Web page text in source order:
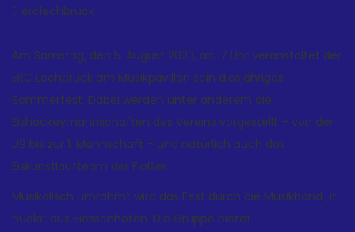
erclechbruck
Am Samstag, den 5. August 2023, ab 17 Uhr veranstaltet der
ERC Lechbruck am Musikpavillon sein diesjähriges
Sommerfest. Dabei werden unter anderem die
Eishockeymannschaften des Vereins vorgestellt – von der
U9 bis zur 1. Mannschaft – und natürlich auch das
Eiskunstlaufteam der Flößer.
Musikalisch umrahmt wird das Fest durch die Musikband „it
hudla“ aus Biessenhofen. Die Gruppe bietet